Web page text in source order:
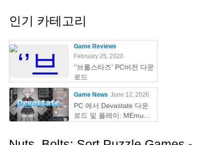
인기 카테고리
Game Reviews
February 25, 2020
‘’브롤스타즈’ PC버전 다운
로드
Game News June 12, 2026
PC 에서 Devastate 다운
로드 및 플레이: MEmu